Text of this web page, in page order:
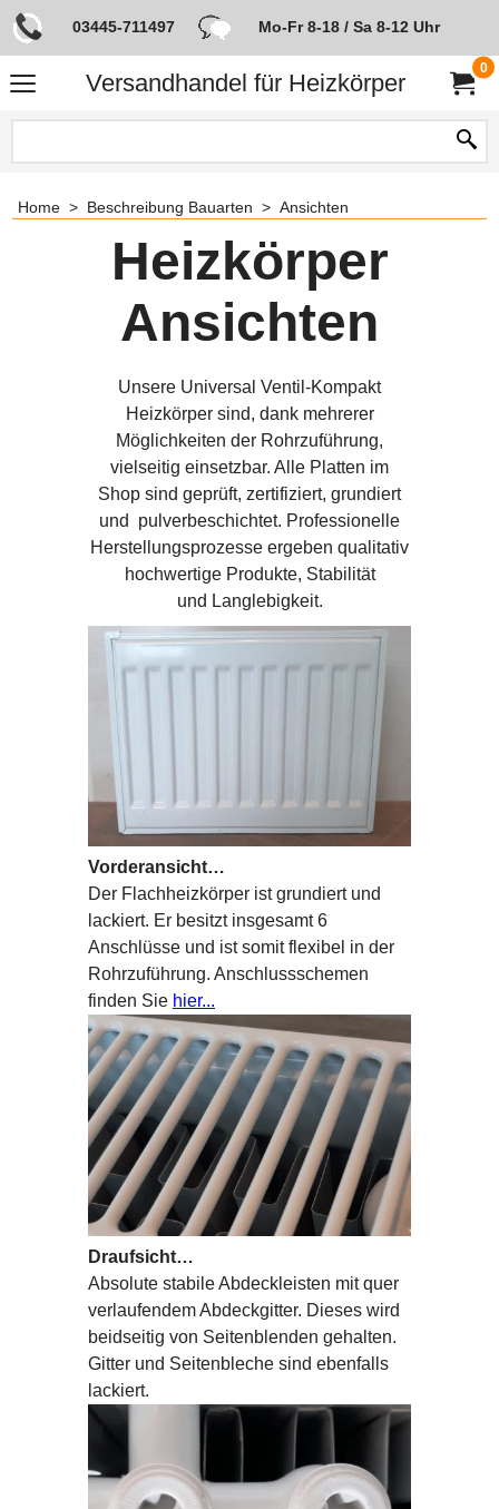
03445-711497 Mo-Fr 8-18 / Sa 8-12 Uhr
Versandhandel für Heizkörper
0
Home > Beschreibung Bauarten > Ansichten
Heizkörper
Ansichten
Unsere Universal Ventil-Kompakt
Heizkörper sind, dank mehrerer
Möglichkeiten der Rohrzuführung,
vielseitig einsetzbar. Alle Platten im
Shop sind geprüft, zertifiziert, grundiert
und pulverbeschichtet. Professionelle
Herstellungsprozesse ergeben qualitativ
hochwertige Produkte, Stabilität
und Langlebigkeit.
Vorderansicht…
Der Flachheizkörper ist grundiert und
lackiert. Er besitzt insgesamt 6
Anschlüsse und ist somit flexibel in der
Rohrzuführung. Anschlussschemen
finden Sie hier...
Draufsicht…
Absolute stabile Abdeckleisten mit quer
verlaufendem Abdeckgitter. Dieses wird
beidseitig von Seitenblenden gehalten.
Gitter und Seitenbleche sind ebenfalls
lackiert.